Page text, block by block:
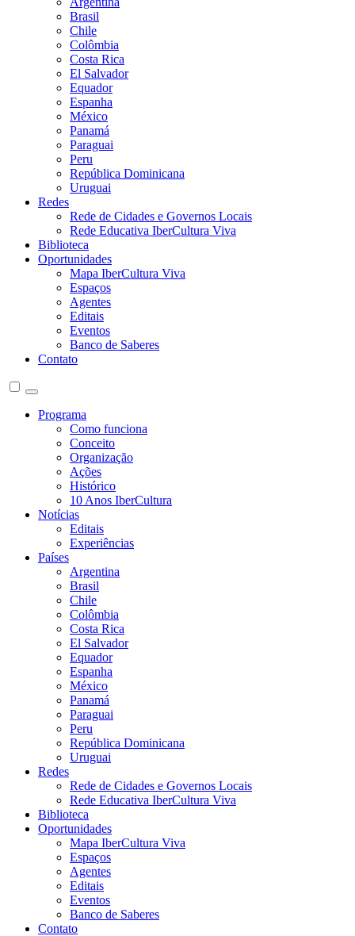
Brasil
Chile
Colômbia
Costa Rica
El Salvador
Equador
Espanha
México
Panamá
Paraguai
Peru
República Dominicana
Uruguai
Redes
Rede de Cidades e Governos Locais
Rede Educativa IberCultura Viva
Biblioteca
Oportunidades
Mapa IberCultura Viva
Espaços
Agentes
Editais
Eventos
Banco de Saberes
Contato
Programa
Como funciona
Conceito
Organização
Ações
Histórico
10 Anos IberCultura
Notícias
Editais
Experiências
Países
Argentina
Brasil
Chile
Colômbia
Costa Rica
El Salvador
Equador
Espanha
México
Panamá
Paraguai
Peru
República Dominicana
Uruguai
Redes
Rede de Cidades e Governos Locais
Rede Educativa IberCultura Viva
Biblioteca
Oportunidades
Mapa IberCultura Viva
Espaços
Agentes
Editais
Eventos
Banco de Saberes
Contato